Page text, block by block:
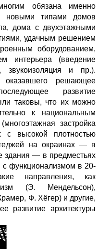
обязана именно
новыми типами домов
дома с двухэтажными
удачным решением
оборудованием,
интерьера (введение
звукоизоляция и пр.).
оказавшего решающее
развитие
таковы, что их можно
к национальным
застройка
с высокой плотностью
на окраинах — в
здания — в предместьях
функционализмом в 20-
направления, как
(Э. Мендельсон),
Ф. Хёгер) и другие,
развитие архитектуры